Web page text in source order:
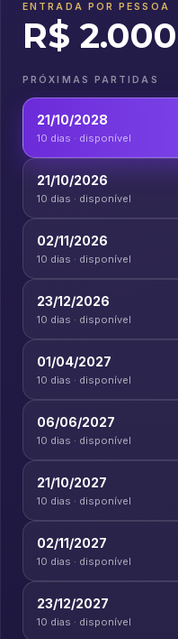
ENTRADA POR PESSOA
R$ 2.000
PRÓXIMAS PARTIDAS
21/10/2028
10 dias · disponível
21/10/2026
10 dias · disponível
02/11/2026
10 dias · disponível
23/12/2026
10 dias · disponível
01/04/2027
10 dias · disponível
06/06/2027
10 dias · disponível
21/10/2027
10 dias · disponível
02/11/2027
10 dias · disponível
23/12/2027
10 dias · disponível